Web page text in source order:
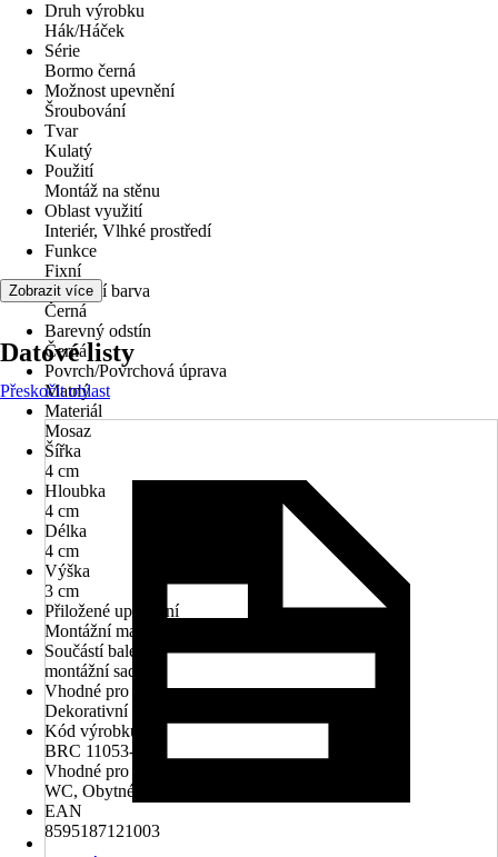
Druh výrobku
Hák/Háček
Série
Bormo černá
Možnost upevnění
Šroubování
Tvar
Kulatý
Použití
Montáž na stěnu
Oblast využití
Interiér, Vlhké prostředí
Funkce
Fixní
Základní barva
Černá
Barevný odstín
Černá
Povrch/Povrchová úprava
Matný
Materiál
Mosaz
Šířka
4 cm
Hloubka
4 cm
Délka
4 cm
Výška
3 cm
Přiložené upevnění
Montážní materiál k vrtání
Součástí balení
montážní sada
Vhodné pro
Dekorativní obklady, Keramická dlažba, Obklady
Kód výrobku
BRC 11053-90
Vhodné pro prostory
WC, Obytné prostory, Bezbariérová koupelna
EAN
8595187121003
Zobrazit více
Datové listy
Přeskočit oblast